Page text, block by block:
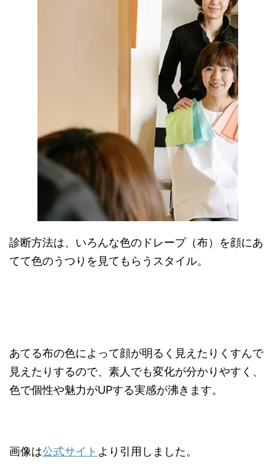
診断方法は、いろんな色のドレープ（布）を顔にあ
てて色のうつりを見てもらうスタイル。
あてる布の色によって顔が明るく見えたりくすんで
見えたりするので、素人でも変化が分かりやすく、
色で個性や魅力がUPする実感が沸きます。
画像は公式サイト より引用しました。